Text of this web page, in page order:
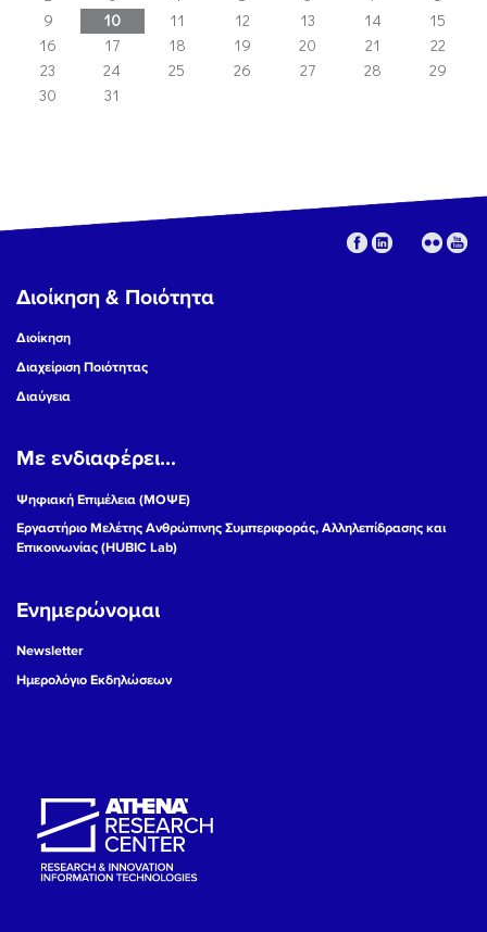
9
10 11 12 13 14
15
16
17 18 19 20 21
22
23
24 25 26 27 28
29
30
31
Διοίκηση & Ποιότητα
Διοίκηση
Διαχείριση Ποιότητας
Διαύγεια
Με ενδιαφέρει...
Ψηφιακή Επιμέλεια (ΜΟΨΕ)
Εργαστήριο Μελέτης Ανθρώπινης Συμπεριφοράς, Αλληλεπίδρασης και
Επικοινωνίας (HUBIC Lab)
Ενημερώνομαι
Newsletter
Ημερολόγιο Εκδηλώσεων